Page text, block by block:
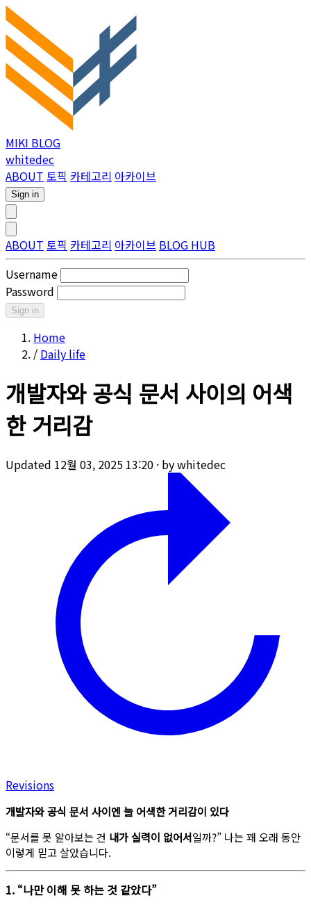
MIKI BLOG
whitedec
ABOUT 토픽 카테고리 아카이브
Sign in
ABOUT 토픽 카테고리 아카이브 BLOG HUB
Username
Password
Sign in
Home
/ Daily life
개발자와 공식 문서 사이의 어색
한 거리감
Updated 12월 03, 2025 13:20 · by whitedec
Revisions
개발자와 공식 문서 사이엔 늘 어색한 거리감이 있다
“문서를 못 알아보는 건 내가 실력이 없어서일까?” 나는 꽤 오래 동안
이렇게 믿고 살았습니다.
1. “나만 이해 못 하는 것 같았다”